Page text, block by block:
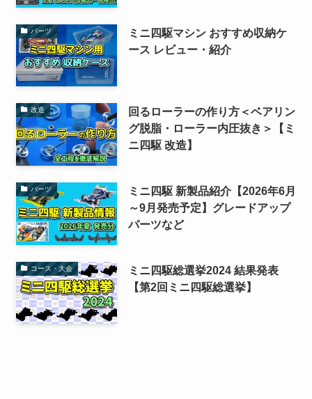
パーツ
ミニ四駆マシン おすすめ収納ケ
ース レビュー・紹介
改造
回るローラーの作り方＜ベアリン
グ脱脂・ローラー内圧抜き＞【ミ
ニ四駆 改造】
パーツ
ミニ四駆 新製品紹介【2026年6月
～9月発売予定】グレードアップ
パーツなど
コース・大会
ミニ四駆総選挙2024 結果発表
【第2回ミニ四駆総選挙】